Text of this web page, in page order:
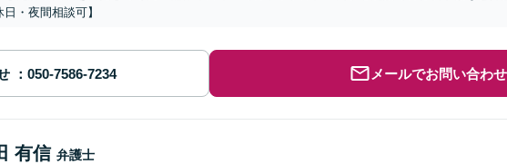
日・夜間相談可】
メールでお問い合わせ
有信 弁護士